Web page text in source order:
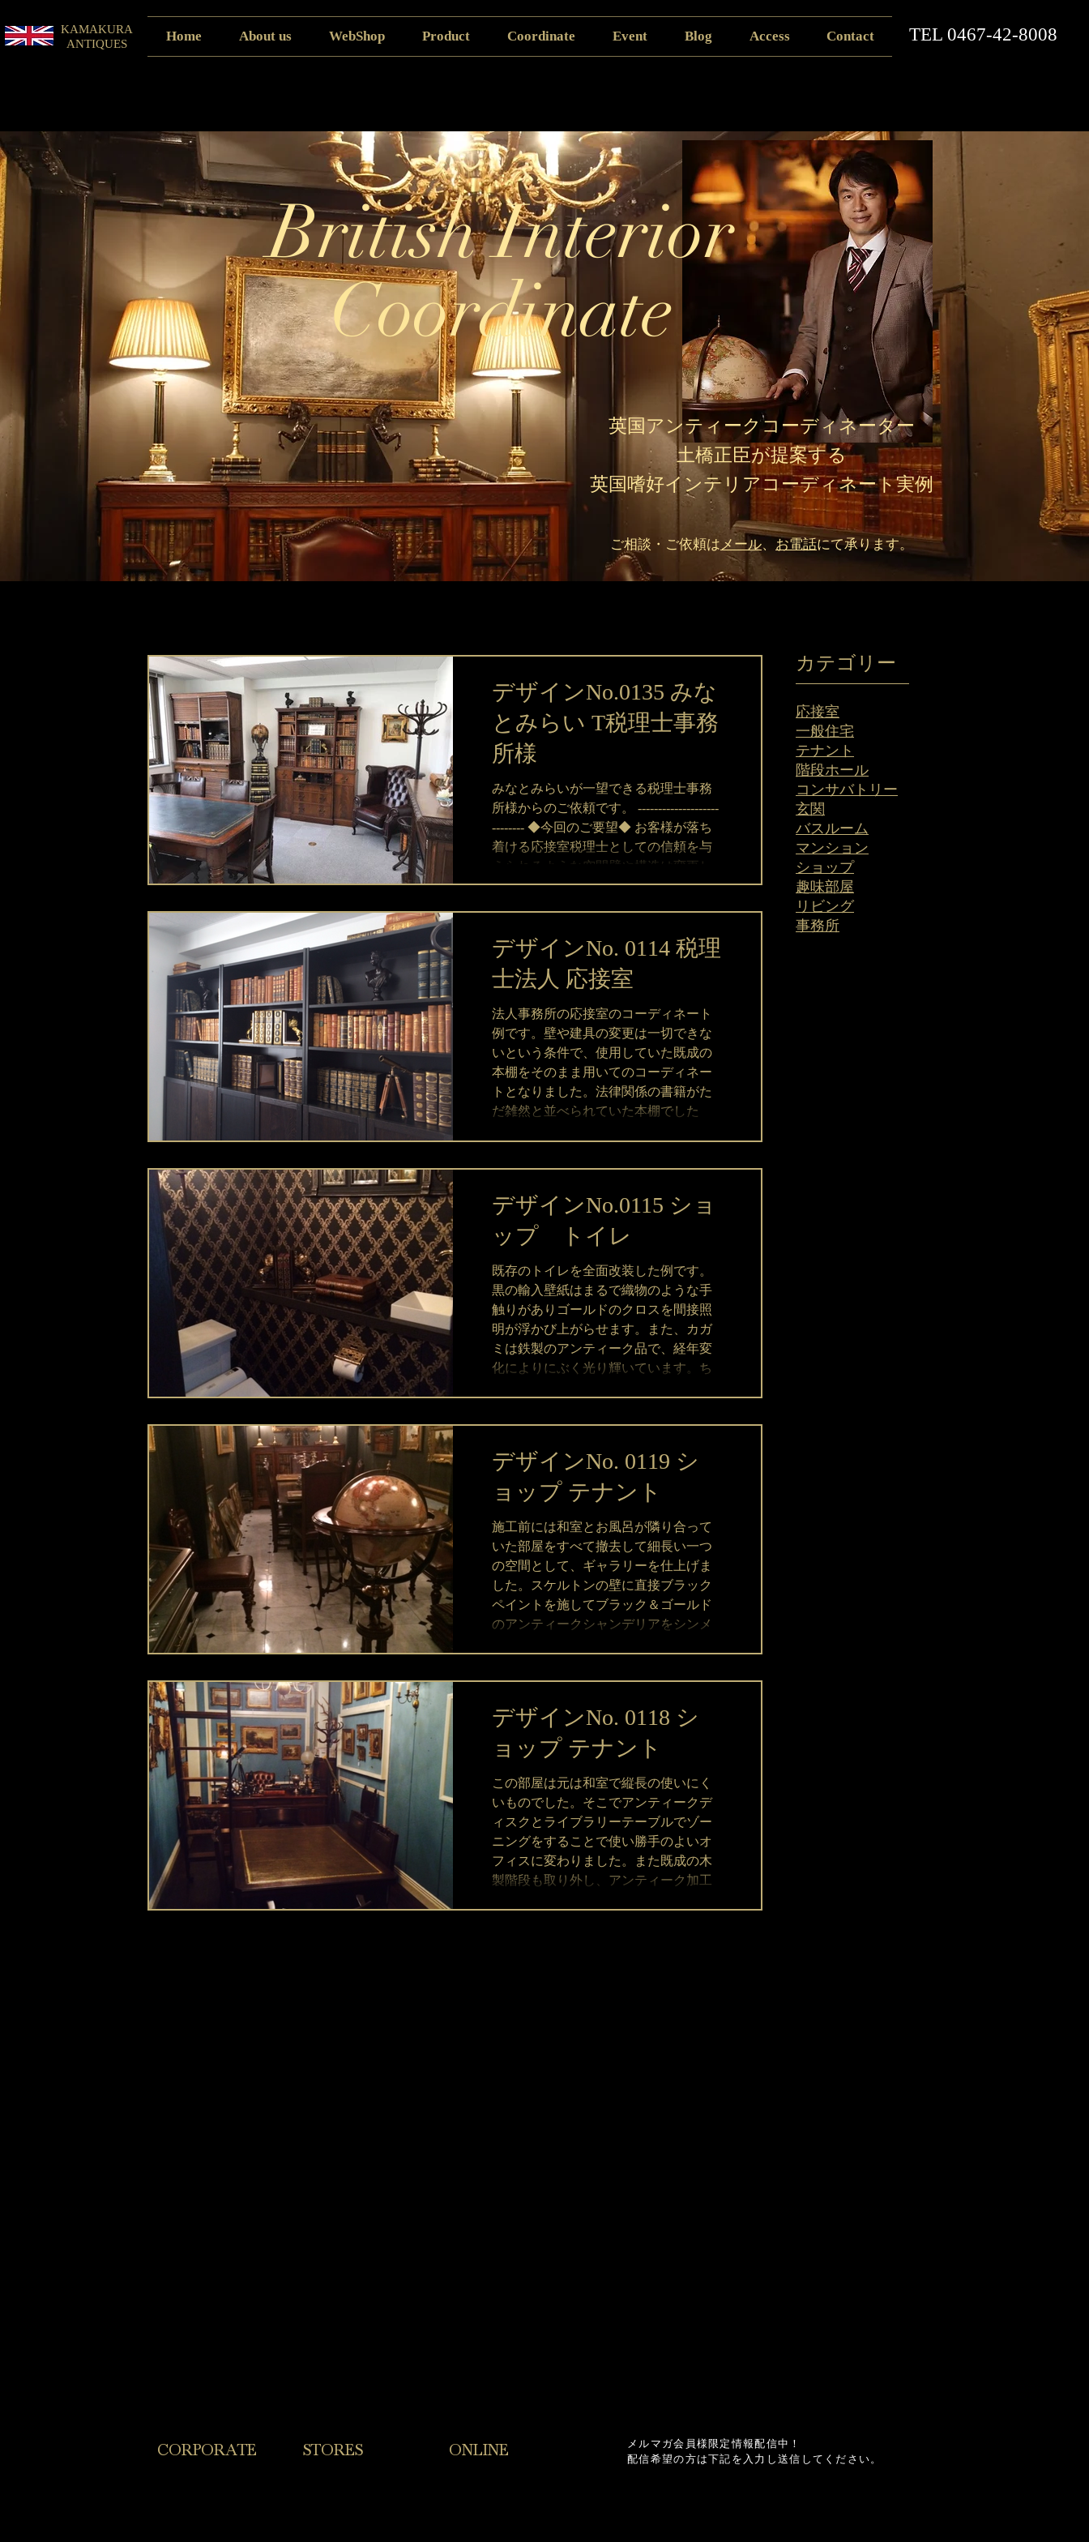
KAMAKURA
ANTIQUES
Home About us WebShop Product Coordinate Event Blog Access Contact ​TEL 0467-42-8008
イベント情報
British Interior
Coordinate
英国アンティークコーディネーター
土橋正臣が提案する​
英国嗜好インテリアコーディネート実例
ご相談・ご依頼はメール、 お電話にて承ります。
デザインNo.0135 みな
とみらい T税理士事務
所様
みなとみらいが一望できる税理士事務
所様からのご依頼です。 --------------------
-------- ◆今回のご要望◆ お客様が落ち
着ける応接室税理士としての信頼を与
えられるような空間壁や構造は変更し
ないで家具コーディネートのみ -----------
デザインNo. 0114 税理
士法人 応接室
法人事務所の応接室のコーディネート
例です。壁や建具の変更は一切できな
いという条件で、使用していた既成の
本棚をそのまま用いてのコーディネー
トとなりました。法律関係の書籍がた
だ雑然と並べられていた本棚でした
デザインNo.0115 ショ
ップ トイレ
既存のトイレを全面改装した例です。
黒の輸入壁紙はまるで織物のような手
触りがありゴールドのクロスを間接照
明が浮かび上がらせます。また、カガ
ミは鉄製のアンティーク品で、経年変
化によりにぶく光り輝いています。ち
て...
デザインNo. 0119 シ
ョップ テナント
施工前には和室とお風呂が隣り合って
いた部屋をすべて撤去して細長い一つ
の空間として、ギャラリーを仕上げま
した。スケルトンの壁に直接ブラック
ペイントを施してブラック＆ゴールド
のアンティークシャンデリアをシンメ
デザインNo. 0118 シ
ョップ テナント
この部屋は元は和室で縦長の使いにく
いものでした。そこでアンティークデ
ィスクとライブラリーテーブルでゾー
ニングをすることで使い勝手のよいオ
フィスに変わりました。また既成の木
製階段も取り外し、アンティーク加工
カテゴリー
応接室
一般住宅
テナント
階段ホール
コンサバトリー
玄関
バスルーム
マンション
ショップ
趣味部屋
リビング
​事務所
​CORPORATE ​STORES ONLINE
メルマガ会員様限定情報配信中！
配信希望の方は下記を入力し送信してください。